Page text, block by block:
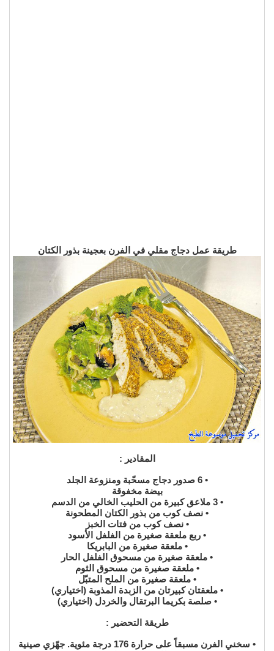
طريقة عمل دجاج مقلي في الفرن بعجينة بذور الكتان
المقادير :
• 6 صدور دجاج مسحّبة ومنزوعة الجلد
بيضة مخفوقة
• 3 ملاعق كبيرة من الحليب الخالي من الدسم
• نصف كوب من بذور الكتان المطحونة
• نصف كوب من فتات الخبز
• ربع ملعقة صغيرة من الفلفل الأسود
• ملعقة صغيرة من البابريكا
• ملعقة صغيرة من مسحوق الفلفل الحار
• ملعقة صغيرة من مسحوق الثوم
• ملعقة صغيرة من الملح المتبّل
• ملعقتان كبيرتان من الزبدة المذوبة (اختياري)
• صلصة بكريما البرتقال والخردل (اختياري)
طريقة التحضير :
• سخني الفرن مسبقاً على حرارة 176 درجة مئوية. جهّزي صينية